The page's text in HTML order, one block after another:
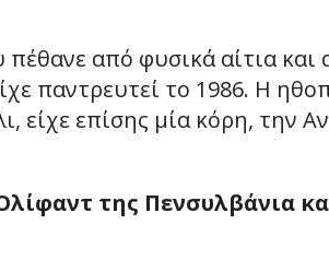
από φυσικά αίτια και
παντρευτεί το 1986. Η
είχε επίσης μία κόρη, την
της Πενσυλβάνια